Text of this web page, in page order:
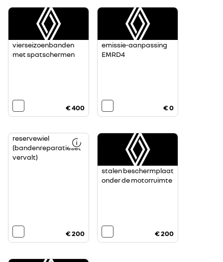
vierseizoenbanden
met spatschermen
€ 400
emissie-aanpassing
EMRD4
€ 0
reservewiel
(bandenreparatieset
vervalt)
€ 200
stalen beschermplaat
onder de motorruimte
€ 200